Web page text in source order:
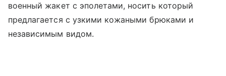
военный жакет с эполетами, носить который
предлагается с узкими кожаными брюками и
независимым видом.